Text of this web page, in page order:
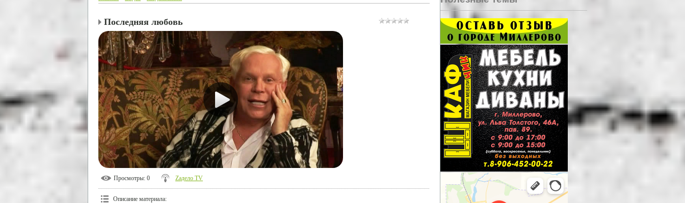
Последняя любовь
Просмотры: 0 Zадело TV
Описание материала: